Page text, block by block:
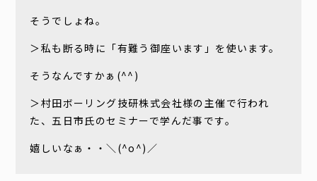
そうでしょね。
＞私も断る時に「有難う御座います」を使います。
そうなんですかぁ(^^)
＞村田ボーリング技研株式会社様の主催で行われ
た、五日市氏のセミナーで学んだ事です。
嬉しいなぁ・・＼(^o^)／